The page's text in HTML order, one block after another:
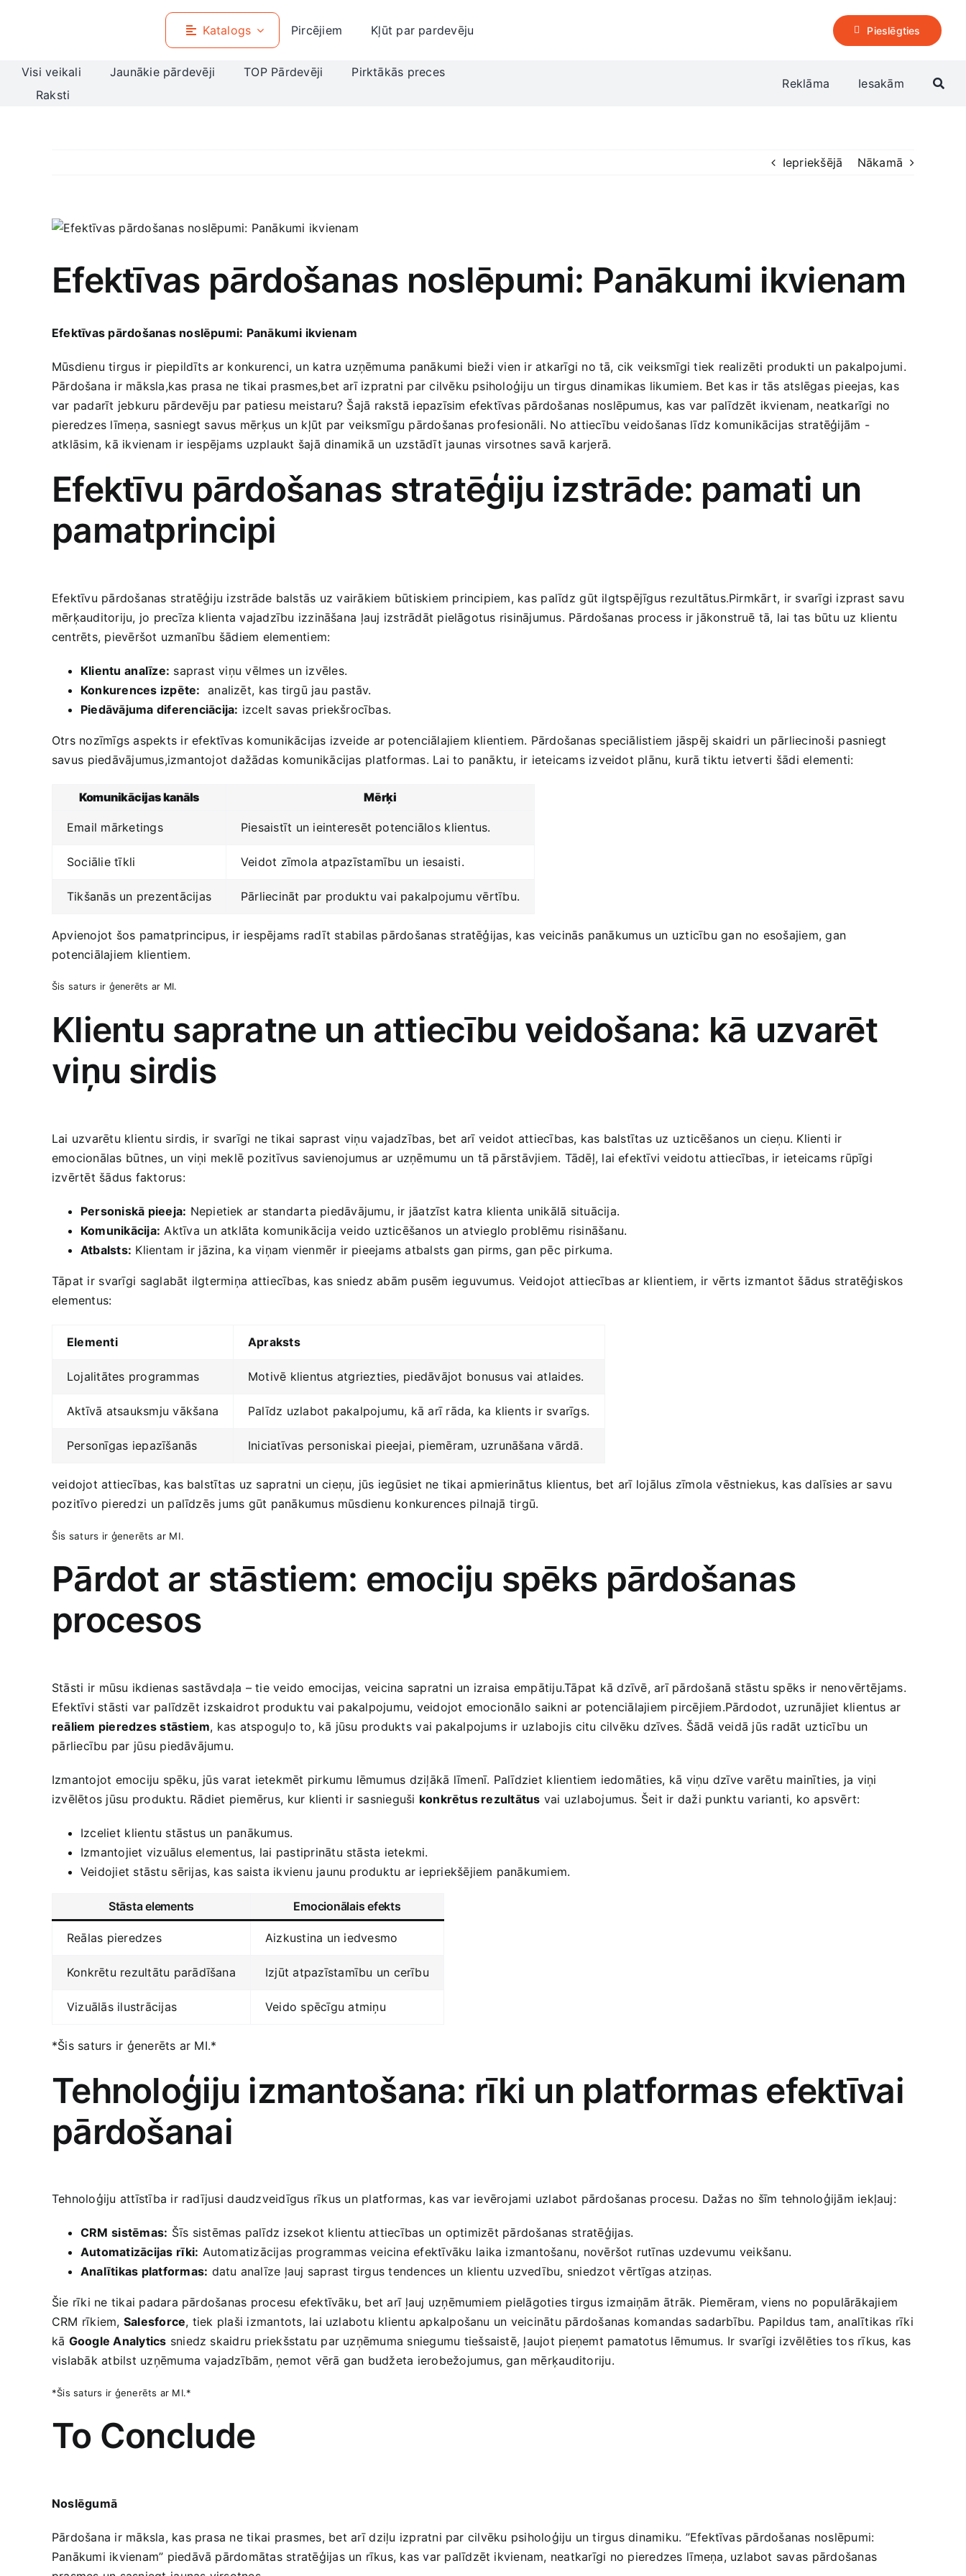
Katalogs Pircējiem Kļūt par pardevēju Pieslēgties
Visi veikali Jaunākie pārdevēji TOP Pārdevēji
Pirktākās preces
Raksti
Reklāma Iesakām
Iepriekšējā Nākamā
View
Image
Efektīvas pārdošanas noslēpumi: Panākumi ikvienam
Efektīvas pārdošanas noslēpumi: ‍Panākumi ikvienam
Mūsdienu tirgus ir piepildīts⁤ ar⁢ konkurenci,​ un katra uzņēmuma panākumi​ bieži vien ir​ atkarīgi no tā, cik ‌veiksmīgi‍ tiek realizēti⁤ produkti un pakalpojumi.
Pārdošana ir​ māksla,kas prasa ne tikai prasmes,bet arī izpratni par cilvēku​ psiholoģiju‌ un tirgus dinamikas likumiem. Bet kas ir tās atslēgas pieejas, kas
var padarīt jebkuru pārdevēju par ‍patiesu meistaru? Šajā rakstā iepazīsim efektīvas pārdošanas noslēpumus, kas var palīdzēt ​ikvienam, neatkarīgi ⁣no⁤
pieredzes līmeņa, sasniegt savus mērķus un kļūt⁢ par ⁣veiksmīgu pārdošanas profesionāli. No attiecību veidošanas‌ līdz komunikācijas stratēģijām -⁣
atklāsim, kā ikvienam ir iespējams ⁤uzplaukt šajā dinamikā un uzstādīt jaunas virsotnes savā​ karjerā.
Efektīvu pārdošanas stratēģiju⁤ izstrāde:⁢ pamati un
pamatprincipi
Efektīvu pārdošanas stratēģiju izstrāde balstās ⁢uz vairākiem būtiskiem principiem, kas ⁢palīdz⁤ gūt ilgtspējīgus rezultātus.Pirmkārt, ⁤ir svarīgi izprast savu
mērķauditoriju, jo precīza klienta vajadzību izzināšana⁢ ļauj izstrādāt pielāgotus risinājumus. Pārdošanas process ir‍ jākonstruē tā, lai tas ​būtu uz klientu
centrēts, pievēršot uzmanību​ šādiem elementiem:
Klientu⁢ analīze: saprast viņu vēlmes⁢ un izvēles.
Konkurences izpēte: ‌ analizēt,⁣ kas tirgū​ jau pastāv.
Piedāvājuma diferenciācija: izcelt savas priekšrocības.
Otrs ‌nozīmīgs aspekts ir efektīvas komunikācijas izveide​ ar potenciālajiem‍ klientiem.‍ Pārdošanas‍ speciālistiem jāspēj skaidri un pārliecinoši ⁢pasniegt
savus⁣ piedāvājumus,izmantojot dažādas⁤ komunikācijas ⁤platformas.‍ Lai ‌to‌ panāktu, ir‌ ieteicams izveidot plānu, ⁣kurā tiktu ietverti šādi elementi:
Komunikācijas kanāls Mērķi
Email mārketings Piesaistīt un ieinteresēt potenciālos⁤ klientus.
Sociālie tīkli Veidot zīmola‌ atpazīstamību⁣ un iesaisti.
Tikšanās un prezentācijas Pārliecināt par‍ produktu ⁣vai pakalpojumu vērtību.
Apvienojot ‍šos pamatprincipus, ir iespējams⁣ radīt stabilas‌ pārdošanas stratēģijas,⁢ kas⁢ veicinās‍ panākumus un uzticību gan‌ no esošajiem, gan
potenciālajiem klientiem.
Šis⁢ saturs ir ģenerēts ⁣ar MI.
Klientu sapratne ⁤un attiecību ⁤veidošana:‌ kā uzvarēt
viņu sirdis
Lai uzvarētu‌ klientu sirdis, ir svarīgi ne tikai saprast ⁢viņu vajadzības, bet arī⁣ veidot attiecības,‍ kas balstītas uz ⁢uzticēšanos un cieņu. Klienti ir⁢
emocionālas ⁤būtnes, un viņi meklē pozitīvus‍ savienojumus ar uzņēmumu ⁤un ​tā‌ pārstāvjiem. Tādēļ, lai efektīvi veidotu attiecības, ir ‌ieteicams rūpīgi
izvērtēt ‍šādus​ faktorus:
Personiskā pieeja: Nepietiek ar standarta piedāvājumu, ir​ jāatzīst katra⁤ klienta ‍unikālā‌ situācija.
Komunikācija: Aktīva ⁤un ‍atklāta komunikācija veido uzticēšanos⁢ un ​atvieglo problēmu risināšanu.
Atbalsts: Klientam ir jāzina, ⁤ka viņam vienmēr ir pieejams atbalsts ​gan pirms, gan pēc pirkuma.
Tāpat ir ⁤svarīgi⁤ saglabāt ‍ilgtermiņa ⁣attiecības, kas sniedz ‍abām pusēm⁤ ieguvumus. Veidojot attiecības​ ar klientiem, ir​ vērts ⁤izmantot šādus stratēģiskos
‍elementus:
Elementi Apraksts
Lojalitātes programmas Motivē klientus atgriezties,⁢ piedāvājot⁣ bonusus vai⁣ atlaides.
Aktīvā atsauksmju ​vākšana Palīdz‌ uzlabot pakalpojumu, kā‌ arī rāda, ka klients ir svarīgs.
Personīgas ⁣iepazīšanās Iniciatīvas⁤ personiskai⁤ pieejai, piemēram, uzrunāšana vārdā.
veidojot attiecības, ‍kas balstītas ⁢uz sapratni un cieņu, ‍jūs iegūsiet ne tikai ⁤apmierinātus klientus, ‍bet arī lojālus zīmola vēstniekus, kas dalīsies ar savu
pozitīvo ​pieredzi⁤ un palīdzēs jums ‌gūt panākumus mūsdienu‍ konkurences pilnajā‍ tirgū.
Šis saturs ‍ir ⁣ģenerēts ar MI.
Pārdot ar ‍stāstiem:‌ emociju spēks pārdošanas
procesos
Stāsti⁢ ir mūsu ikdienas sastāvdaļa – tie veido emocijas, veicina sapratni ⁣un izraisa empātiju.Tāpat ⁣kā dzīvē, arī pārdošanā stāstu spēks ir ⁢nenovērtējams.
Efektīvi stāsti ⁤var palīdzēt⁣ izskaidrot produktu⁣ vai‍ pakalpojumu, veidojot emocionālo saikni ar potenciālajiem‌ pircējiem.Pārdodot, uzrunājiet klientus ar
reāliem pieredzes stāstiem, ​kas ​atspoguļo to,‌ kā jūsu produkts⁢ vai pakalpojums ir⁢ uzlabojis‌ citu cilvēku dzīves. Šādā veidā ⁤jūs radāt ⁢uzticību ⁢un
⁣pārliecību par ⁤jūsu piedāvājumu.
Izmantojot emociju spēku,​ jūs varat ietekmēt pirkumu lēmumus ‍dziļākā līmenī. ⁢Palīdziet⁢ klientiem iedomāties, ⁢kā viņu dzīve ⁣varētu mainīties, ja viņi
izvēlētos jūsu ⁣produktu. Rādiet‍ piemērus, ⁣kur klienti ‍ir sasnieguši konkrētus rezultātus vai‌ uzlabojumus. Šeit ir daži ⁤punktu ⁢varianti, ko apsvērt:
Izceliet ⁣klientu stāstus ‌un panākumus.
Izmantojiet vizuālus elementus, lai ⁢pastiprinātu stāsta ietekmi.
Veidojiet stāstu ⁢sērijas, kas saista ikvienu jaunu ​produktu ar​ iepriekšējiem panākumiem.
Stāsta elements Emocionālais efekts
Reālas ‌pieredzes Aizkustina‍ un iedvesmo
Konkrētu rezultātu parādīšana Izjūt atpazīstamību un cerību
Vizuālās‍ ilustrācijas Veido spēcīgu atmiņu
*Šis saturs ir​ ģenerēts ar‌ MI.*
Tehnoloģiju izmantošana: rīki ‍un ​platformas efektīvai
‌pārdošanai
Tehnoloģiju attīstība‌ ir radījusi⁤ daudzveidīgus⁣ rīkus un platformas, ⁤kas var ievērojami uzlabot pārdošanas procesu.​ Dažas no šīm⁢ tehnoloģijām iekļauj:
CRM⁤ sistēmas: ​Šīs sistēmas palīdz izsekot klientu attiecības un ‍optimizēt ⁤pārdošanas ⁢stratēģijas.
Automatizācijas ⁣rīki: Automatizācijas⁢ programmas veicina ‌efektīvāku ⁢laika izmantošanu, novēršot‌ rutīnas uzdevumu veikšanu.
Analītikas platformas: datu analīze ļauj saprast tirgus tendences ‌un klientu uzvedību, sniedzot⁤ vērtīgas atziņas.
Šie rīki‌ ne tikai ‌padara ​pārdošanas‍ procesu‍ efektīvāku, ‍bet arī ⁤ļauj uzņēmumiem pielāgoties tirgus izmaiņām ātrāk. Piemēram,⁤ viens no populārākajiem
CRM rīkiem, Salesforce, tiek plaši izmantots, lai uzlabotu klientu‍ apkalpošanu​ un veicinātu pārdošanas⁢ komandas sadarbību. Papildus tam, analītikas ⁢rīki
kā Google Analytics sniedz skaidru priekšstatu par uzņēmuma sniegumu tiešsaistē, ļaujot pieņemt pamatotus ‌lēmumus. Ir ⁣svarīgi izvēlēties tos rīkus, kas⁢
vislabāk atbilst uzņēmuma vajadzībām, ņemot vērā ‌gan budžeta ierobežojumus, gan mērķauditoriju.
*Šis saturs ir ģenerēts ar MI.*
To​ Conclude
Noslēgumā
Pārdošana ‍ir māksla,‍ kas ​prasa ‍ne tikai ⁤prasmes,⁤ bet arī⁣ dziļu izpratni par cilvēku psiholoģiju un tirgus dinamiku. ​”Efektīvas‍ pārdošanas noslēpumi:‌
Panākumi ikvienam” ​piedāvā‌ pārdomātas stratēģijas un rīkus, kas var palīdzēt ikvienam, neatkarīgi ⁤no pieredzes ⁢līmeņa, uzlabot savas⁤ pārdošanas⁢